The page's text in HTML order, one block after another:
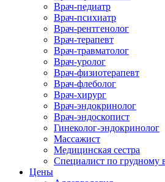
Врач-педиатр
Врач-психиатр
Врач-рентгенолог
Врач-терапевт
Врач-травматолог
Врач-уролог
Врач-физиотерапевт
Врач-флеболог
Врач-хирург
Врач-эндокринолог
Врач-эндоскопист
Гинеколог-эндокринолог
Массажист
Медицинская сестра
Специалист по грудному
Цены